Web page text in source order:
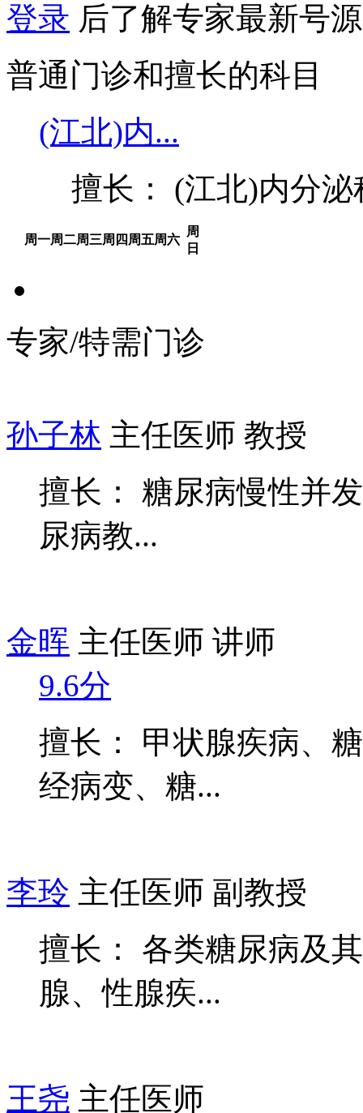
登录 后了解专家最新号
普通门诊和擅长的科目
(江北)内...
擅长： (江北)内分
周一周二周三周四 周五周六
周
日
专家/特需门诊
孙子林 主任医师 教授
擅长： 糖尿病慢性并
尿病教...
金晖 主任医师 讲师
9.6分
擅长： 甲状腺疾病、
经病变、糖...
李玲 主任医师 副教授
擅长： 各类糖尿病及
腺、性腺疾...
王尧 主任医师